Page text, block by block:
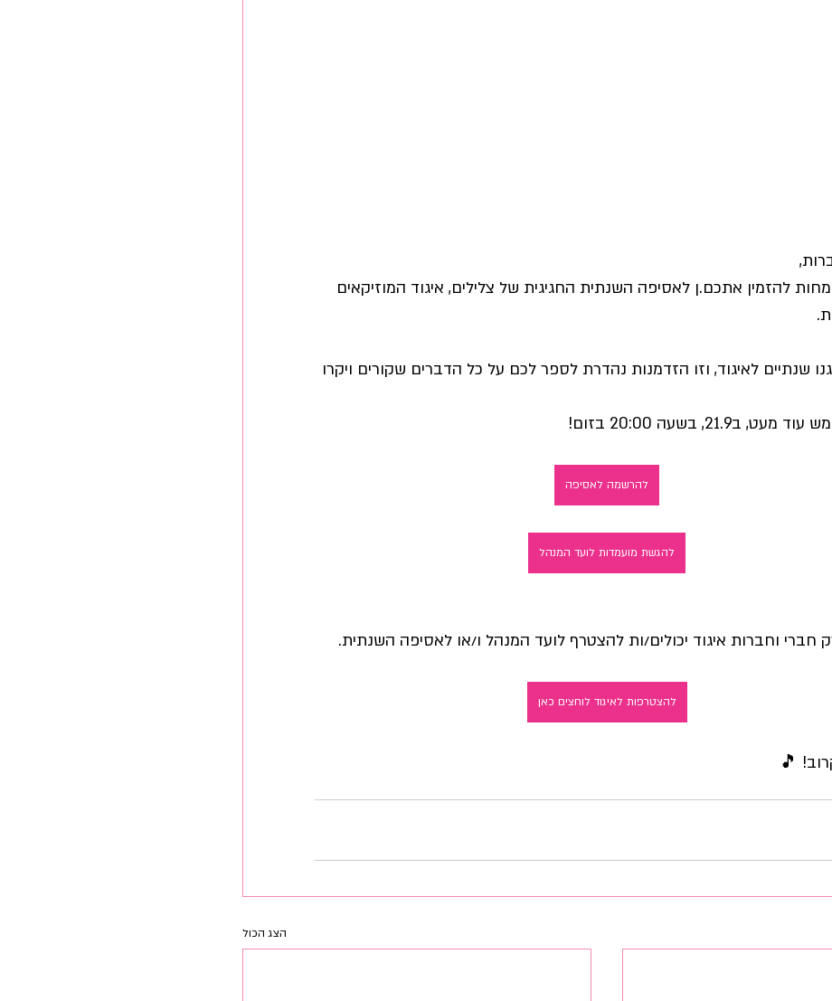
להזמין אתכם.ן לאסיפה השנתית החגיגית של צלילים, איגוד המוזיקאים
שנתיים לאיגוד, וזו הזדמנות נהדרת לספר לכם על כל הדברים שקורים ויקרו
ב21.9, בשעה 20:00 בזום!
להרשמה לאסיפה
להגשת מועמדות לועד המנהל
חברי וחברות איגוד יכולים/ות להצטרף לועד המנהל ו/או לאסיפה השנתית.
להצטרפות לאיגוד לוחצים כאן
🎵
הצג הכול